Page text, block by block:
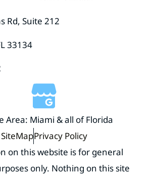
Rd, Suite 212
33134
Area: Miami & all of Florida
SiteMapPrivacy Policy
on this website is for general
only. Nothing on this site